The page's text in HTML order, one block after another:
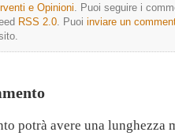
e Opinioni . Puoi seguire i
RSS 2.0 . Puoi inviare un
potrà avere una lunghezza